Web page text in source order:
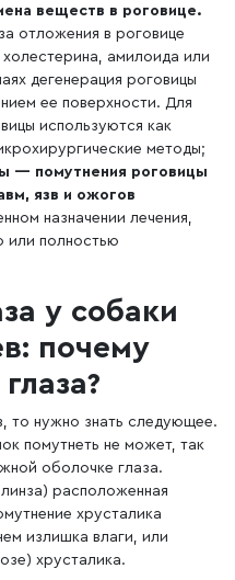
веществ в роговице.
отложения в роговице
амилоида или
дегенерация роговицы
ее поверхности. Для
используются как
методы;
— помутнения роговицы
язв и ожогов
назначении лечения,
или полностью
у собаки
почему
то нужно знать следующее.
помутнеть не может, так
оболочке глаза.
расположенная
хрусталика
излишка влаги, или
хрусталика.